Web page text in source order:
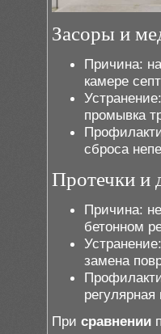
Засоры и
Причина:
камере
промывка
сброса
Протечки и
Причина:
бетонном
замена
При сравнении